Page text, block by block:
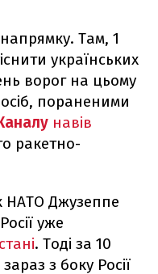
Там, 1
українських
ворог на цьому
пораненими
навів
ракетно-
НАТО Джузеппе
уже
. Тоді за 10
з боку Росії